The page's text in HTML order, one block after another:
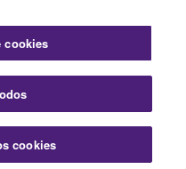
Informação Legal
cookies
cookies